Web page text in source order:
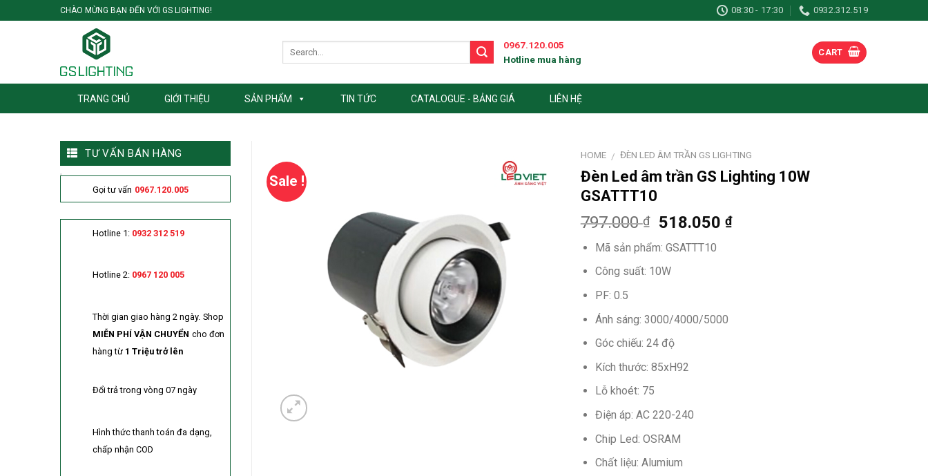
to
CHÀO MỪNG BẠN ĐẾN VỚI GS LIGHTING! 08:30 - 17:30 0932.312.519
0967.120.005
Hotline mua hàng
CART
TRANG CHỦ GIỚI THIỆU SẢN PHẨM TIN TỨC CATALOGUE - BẢNG GIÁ LIÊN HỆ
Sale !
HOME / ĐÈN LED ÂM TRẦN GS LIGHTING
Đèn Led âm trần GS Lighting 10W
GSATTT10
797.000₫ 518.050 ₫
Mã sản phẩm: GSATTT10
Công suất: 10W
PF: 0.5
Ánh sáng: 3000/4000/5000
Góc chiếu: 24 độ
Kích thước: 85xH92
Lỗ khoét: 75
Điện áp: AC 220-240
Chip Led: OSRAM
Chất liệu: Alumium
TƯ VẤN BÁN HÀNG
Gọi tư vấn 0967.120.005
Hotline 1: 0932 312 519
Hotline 2: 0967 120 005
Thời gian giao hàng 2 ngày. Shop
MIỄN PHÍ VẬN CHUYỂN cho đơn
hàng từ 1 Triệu trở lên
Đổi trả trong vòng 07 ngày
Hình thức thanh toán đa dạng,
chấp nhận COD